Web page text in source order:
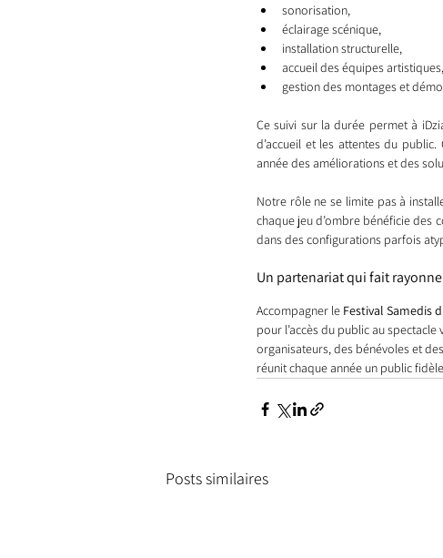
sonorisation,
éclairage scénique,
installation structurelle,
accueil des équipes artistiques,
gestion des montages et
Ce suivi sur la durée permet à
d’accueil et les attentes du
année des améliorations et des
Notre rôle ne se limite pas à
chaque jeu d’ombre bénéficie des
dans des configurations parfois
Un partenariat qui fait
Accompagner le Festival Samedis
pour l’accès du public au
organisateurs, des bénévoles et
réunit chaque année un public
Posts similaires